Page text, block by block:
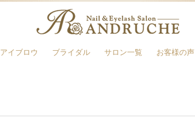
アイブロウ ブライダル サロン一覧 お客様の声